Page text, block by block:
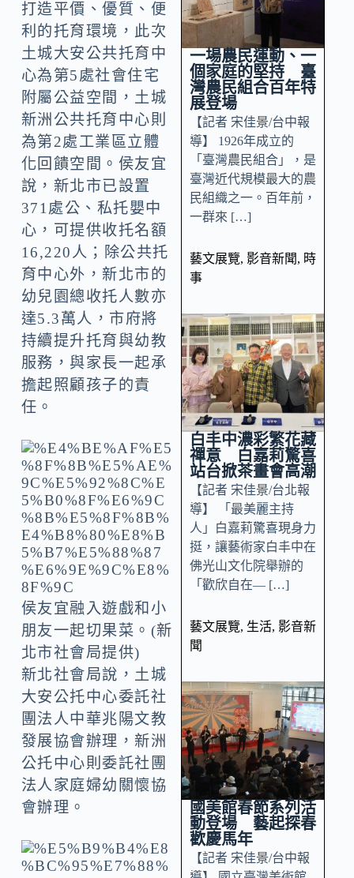
打造平價、優質、便
利的托育環境，此次
土城大安公共托育中
心為第5處社會住宅
附屬公益空間，土城
新洲公共托育中心則
為第2處工業區立體
化回饋空間。侯友宜
說，新北市已設置
371處公、私托嬰中
心，可提供收托名額
16,220人；除公共托
育中心外，新北市的
幼兒園總收托人數亦
達5.3萬人，市府將
持續提升托育與幼教
服務，與家長一起承
擔起照顧孩子的責
任。
侯友宜融入遊戲和小
朋友一起切果菜。(新
北市社會局提供)
新北社會局說，土城
大安公托中心委託社
團法人中華兆陽文教
發展協會辦理，新洲
公托中心則委託社團
法人家庭婦幼關懷協
會辦理。
一場農民運動、一
個家庭的堅持 臺
灣農民組合百年特
展登場
【記者 宋佳景/台中報
導】 1926年成立的
「臺灣農民組合」，是
臺灣近代規模最大的農
民組織之一。百年前，
一群來 […]
藝文展覽, 影音新聞, 時
事
白丰中濃彩繁花藏
禪意 白嘉莉驚喜
站台掀茶畫會高潮
【記者 宋佳景/台北報
導】 「最美麗主持
人」白嘉莉驚喜現身力
挺，讓藝術家白丰中在
佛光山文化院舉辦的
「歡欣自在— […]
藝文展覽, 生活, 影音新
聞
國美館春節系列活
動登場 藝起探春
歡慶馬年
【記者 宋佳景/台中報